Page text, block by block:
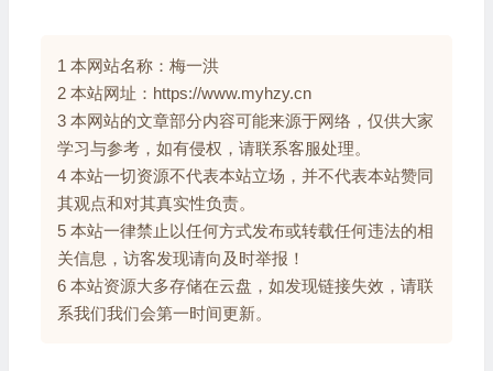
1 本网站名称：梅一洪
2 本站网址：https://www.myhzy.cn
3 本网站的文章部分内容可能来源于网络，仅供大家
学习与参考，如有侵权，请联系客服处理。
4 本站一切资源不代表本站立场，并不代表本站赞同
其观点和对其真实性负责。
5 本站一律禁止以任何方式发布或转载任何违法的相
关信息，访客发现请向及时举报！
6 本站资源大多存储在云盘，如发现链接失效，请联
系我们我们会第一时间更新。